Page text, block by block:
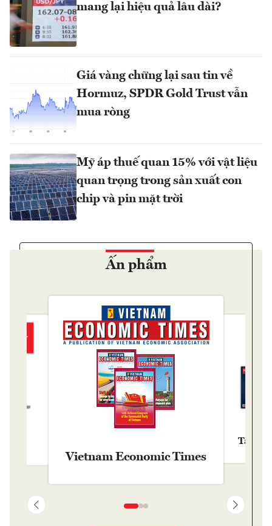
mang lại hiệu quả lâu dài?
Giá vàng chững lại sau tin về
Hormuz, SPDR Gold Trust vẫn
mua ròng
Mỹ áp thuế quan 15% với vật liệu
quan trọng trong sản xuất con
chip và pin mặt trời
Ấn phẩm
Vietnam Economic Times
Tạp